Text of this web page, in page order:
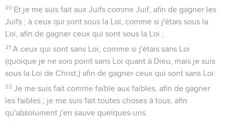
20 Et je me suis fait aux Juifs comme Juif, afin de gagner les
Juifs ; à ceux qui sont sous la Loi, comme si j'étais sous la
Loi, afin de gagner ceux qui sont sous la Loi ;
21 A ceux qui sont sans Loi, comme si j'étais sans Loi
(quoique je ne sois point sans Loi quant à Dieu, mais je suis
sous la Loi de Christ,) afin de gagner ceux qui sont sans Loi.
22 Je me suis fait comme faible aux faibles, afin de gagner
les faibles ; je me suis fait toutes choses à tous, afin
qu'absolument j'en sauve quelques-uns.